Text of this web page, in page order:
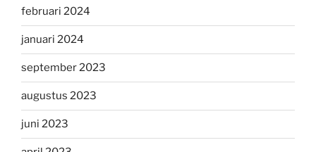
februari 2024
januari 2024
september 2023
augustus 2023
juni 2023